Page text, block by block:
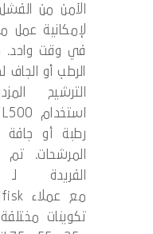
الآمن من
لإمكانية عمل
في وقت واحد.
الرطب أو
الترشيح
رطبة أو جافة
المرشحات. تم
تكوينات